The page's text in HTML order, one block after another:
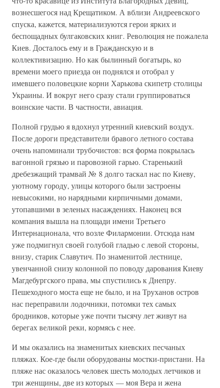
вознесшегося над Крещатиком. А вблизи Андреевского
спуска, кажется, материализуются герои ярких и
беспощадных булгаковских книг. Революция не пожалела
Киев. Досталось ему и в Гражданскую и в
коллективизацию. Но как былинный богатырь, ко
времени моего приезда он поднялся и отобрал у
имевшего половецкие корни Харькова скипетр столицы
Украины. И вокруг него сразу стали группироваться
воинские части. В частности, авиация.
Полной грудью я вдохнул утренний киевский воздух.
После дороги представители бравого летного состава
очень напоминали трубочистов: вся форма покрылась
вагонной грязью и паровозной гарью. Старенький
дребезжащий трамвай № 8 долго таскал нас по Киеву,
уютному городу, улицы которого были застроены
невысокими, но нарядными кирпичными домами,
утопавшими в зеленых насаждениях. Наконец вся
компания вышла на площади имени Третьего
Интернационала, что возле Филармонии. Отсюда нам
уже подмигнул своей голубой гладью с левой стороны,
внизу, старик Славутич. По знаменитой лестнице,
увенчанной снизу колонной по поводу дарования Киеву
Магдебургского права, мы спустились к Днепру.
Пешеходного моста еще не было, и на Труханов остров
нас переправили лодочники, потомки тех самых
бродников, которые уже почти тысячу лет живут на
берегах великой реки, кормясь с нее.
И мы оказались на знаменитых киевских песчаных
пляжах. Кое-где были оборудованы мостки-пристани. На
пляже нас оказалось человек шесть молодых летчиков и
три женщины, две из которых — моя Вера и жена